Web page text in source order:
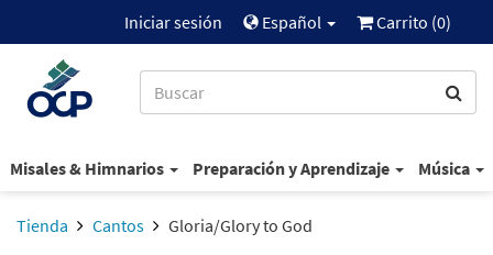
Iniciar sesión Español Carrito (0)
Misales & Himnarios Preparación y Aprendizaje Música
Tienda Cantos Gloria/Glory to God